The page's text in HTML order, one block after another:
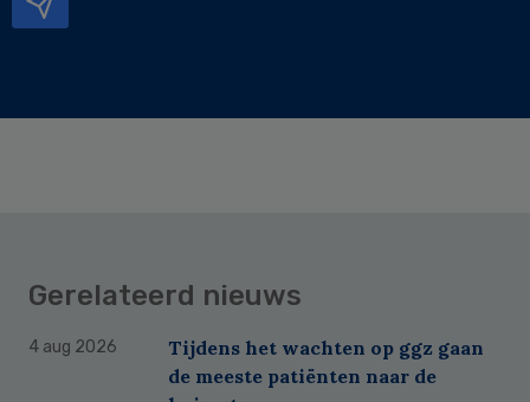
Gerelateerd nieuws
4 aug 2026
Tijdens het wachten op ggz gaan
de meeste patiënten naar de